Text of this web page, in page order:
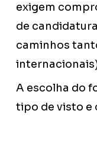
exigem
de
caminhos
A escolha do
tipo de visto e